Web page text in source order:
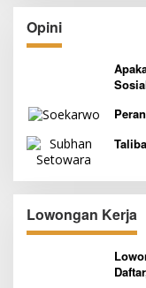
Opini
Lowongan Kerja